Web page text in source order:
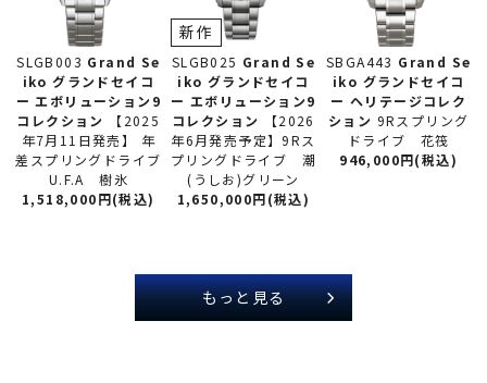
SLGB003 Grand Se
iko グランドセイコ
ー エボリューション9
コレクション
【2025
年7月11日発売】 年
差スプリングドライブ
U.F.A 樹氷
1,518,000円(税込)
SLGB025 Grand Se
iko グランドセイコ
ー エボリューション9
コレクション
【2026
年6月発売予定】9Rス
プリングドライブ 潮
(うしお)グリーン
新作
1,650,000円(税込)
SBGA443 Grand Se
iko グランドセイコ
ー ヘリテージコレク
ション 9Rスプリング
ドライブ 花筏
946,000円(税込)
もっと見る